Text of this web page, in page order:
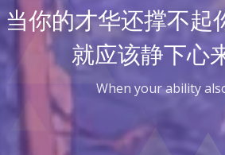
当你的才华还撑不起
就应该静下心
When your ability also